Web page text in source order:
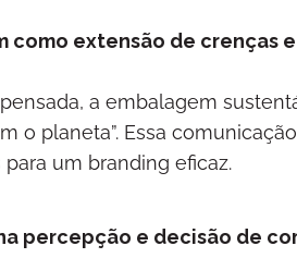
como extensão de crenças
a embalagem
o planeta”. Essa
um branding eficaz.
percepção e decisão de